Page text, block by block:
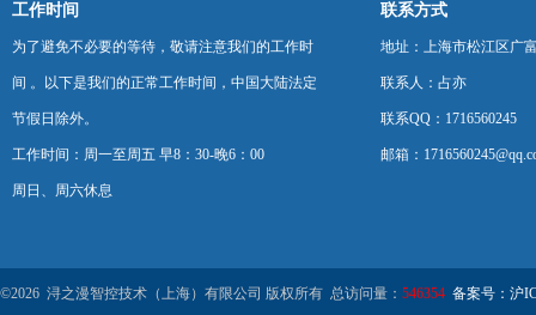
工作时间
为了避免不必要的等待，敬请注意我们的工作时
间 。以下是我们的正常工作时间，中国大陆法定
节假日除外。
工作时间：周一至周五 早8：30-晚6：00
周日、周六休息
联系方式
地址：上海市松江区广
联系人：占亦
联系QQ：1716560245
邮箱：
©2026 浔之漫智控技术（上海）有限公司 版权所有 总访问量： 546354 备案号：沪